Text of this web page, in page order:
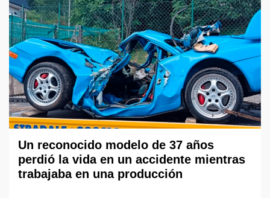
Un reconocido modelo de 37 años
perdió la vida en un accidente mientras
trabajaba en una producción